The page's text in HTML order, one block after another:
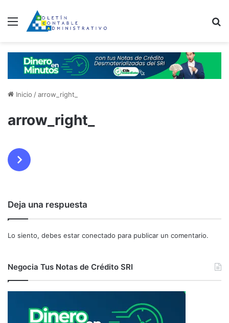
Menú
Inicio /arrow_right_
arrow_right_
Deja una respuesta
Lo siento, debes estar conectado para publicar un comentario.
Negocia Tus Notas de Crédito SRI